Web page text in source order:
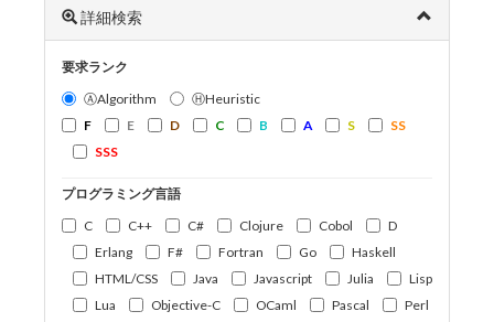
詳細検索
要求ランク
ⒶAlgorithm
ⒽHeuristic
F
E D C B A S
SS
SSS
プログラミング言語
C
C++ C# Clojure Cobol
D
Erlang
F# Fortran Go
Haskell
HTML/CSS
Java Javascript Julia
Lisp
Lua
Objective-C OCaml Pascal
Perl